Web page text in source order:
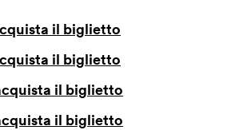
il biglietto
il biglietto
il biglietto
il biglietto